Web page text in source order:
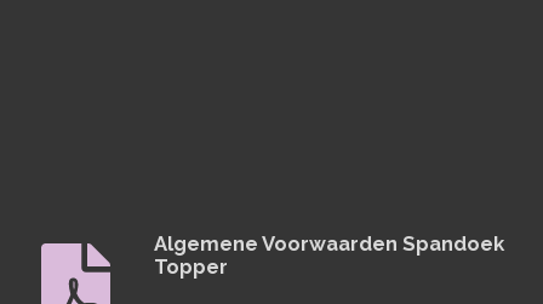
Algemene Voorwaarden Spandoek
Topper